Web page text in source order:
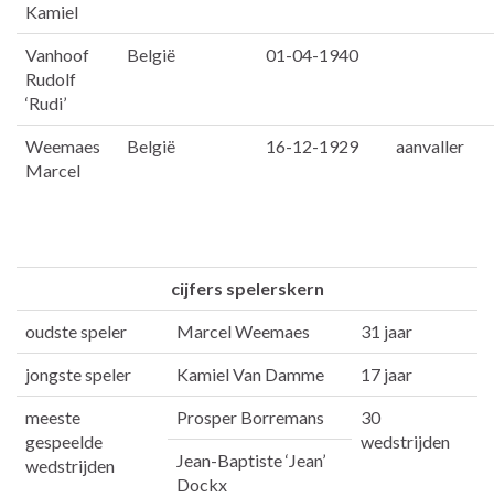
Kamiel
Vanhoof
Rudolf
‘Rudi’
België 01-04-1940
Weemaes
Marcel
België 16-12-1929 aanvaller
cijfers spelerskern
oudste speler Marcel Weemaes 31 jaar
jongste speler Kamiel Van Damme 17 jaar
meeste
gespeelde
wedstrijden
Prosper Borremans
30
wedstrijden
Jean-Baptiste ‘Jean’
Dockx